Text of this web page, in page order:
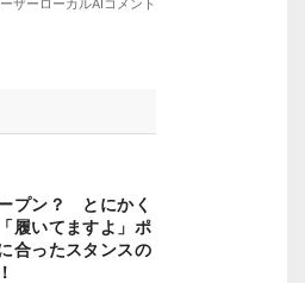
プン？ とにかく
履いてますよ」ポ
合ったスタンスの